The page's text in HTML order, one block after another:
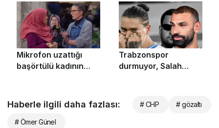
Haberle ilgili daha fazlası: # CHP # gözaltı
# Ömer Günel